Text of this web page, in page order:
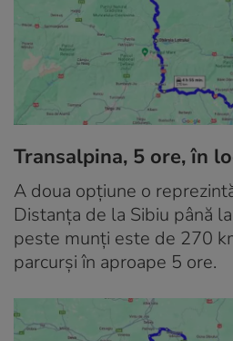
Transalpina, 5 ore, în
A doua opțiune o
Distanța de la Sibiu până
peste munți este de 270
parcurși în aproape 5 ore.